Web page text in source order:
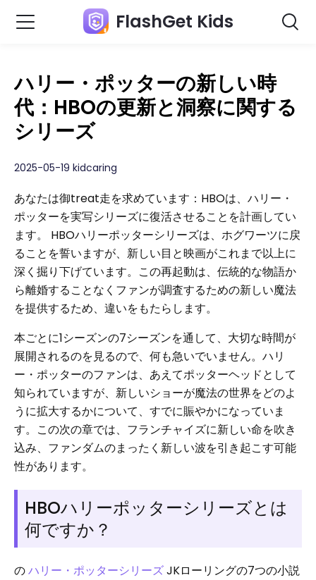
FlashGet Kids
ハリー・ポッターの新しい時
代：HBOの更新と洞察に関する
シリーズ
2025-05-19 kidcaring
あなたは御treat走を求めています：HBOは、ハリー・
ポッターを実写シリーズに復活させることを計画してい
ます。 HBOハリーポッターシリーズは、ホグワーツに戻
ることを誓いますが、新しい目と映画がこれまで以上に
深く掘り下げています。この再起動は、伝統的な物語か
ら離婚することなくファンが調査するための新しい魔法
を提供するため、違いをもたらします。
本ごとに1シーズンの7シーズンを通して、大切な時間が
展開されるのを見るので、何も急いでいません。ハリ
ー・ポッターのファンは、あえてポッターヘッドとして
知られていますが、新しいショーが魔法の世界をどのよ
うに拡大するかについて、すでに賑やかになっていま
す。この次の章では、フランチャイズに新しい命を吹き
込み、ファンダムのまったく新しい波を引き起こす可能
性があります。
HBOハリーポッターシリーズとは
何ですか？
のハリー・ポッターシリーズJKローリングの7つの小説